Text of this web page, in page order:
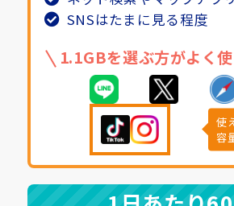
SNSはたまに見る程度
1.1GBを選ぶ方がよく
使
容